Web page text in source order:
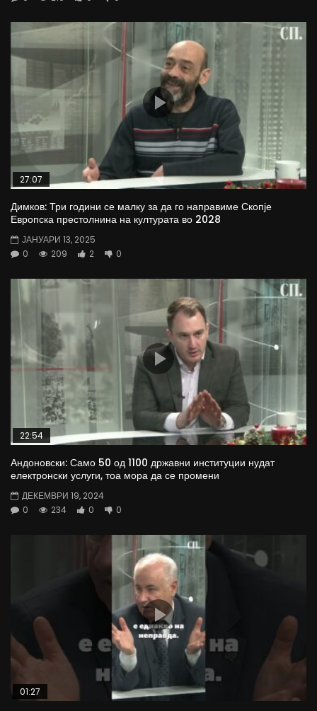
27:07
Димков: Три години се малку за да го направиме Скопје
Европска престолнина на културата во 2028
ЈАНУАРИ 13, 2025
0
209 2 0
22:54
Андоновски: Само 50 од 1100 државни институции нудат
електронски услуги, тоа мора да се промени
ДЕКЕМВРИ 19, 2024
0
234 0 0
01:27